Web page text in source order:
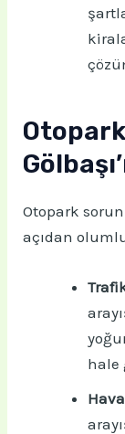
Otopark
açıdan
hale